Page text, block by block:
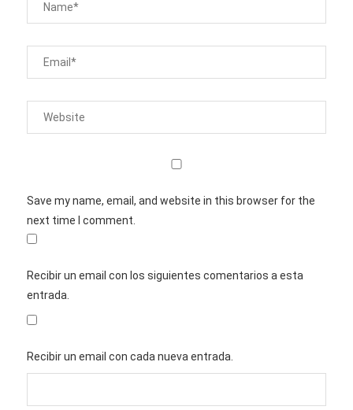
Save my name, email, and website in this browser for the
next time I comment.
Recibir un email con los siguientes comentarios a esta
entrada.
Recibir un email con cada nueva entrada.